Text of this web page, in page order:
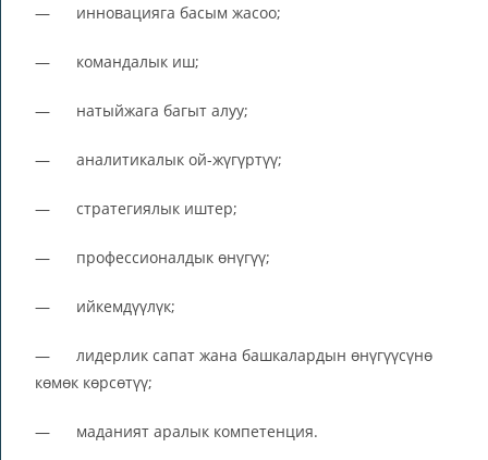
— инновацияга басым жасоо;
— командалык иш;
— натыйжага багыт алуу;
— аналитикалык ой-жүгүртүү;
— стратегиялык иштер;
— профессионалдык өнүгүү;
— ийкемдүүлүк;
— лидерлик сапат жана башкалардын өнүгүүсүнө
көмөк көрсөтүү;
— маданият аралык компетенция.